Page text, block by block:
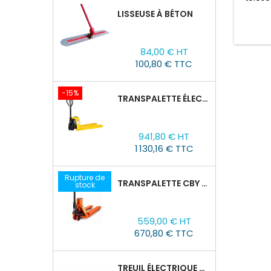
LISSEUSE À BÉTON
84,00 € HT
100,80 € TTC
-15% TRANSPALETTE ÉLECTRIQUE EPT 15H : 1500KG/1150MM X 550MM
base
941,80 € HT
1 130,16 € TTC
Rupture de
stock TRANSPALETTE CBY 2,5T AVEC BALANCE
559,00 € HT
670,80 € TTC
TREUIL ÉLECTRIQUE PORTABLE TOR SQ-01-450KG/4.6M
125